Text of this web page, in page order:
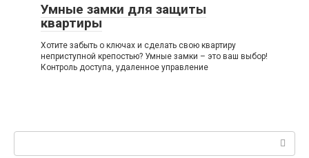
Умные замки для защиты
квартиры
Хотите забыть о ключах и сделать свою квартиру
неприступной крепостью? Умные замки – это ваш выбор!
Контроль доступа, удаленное управление